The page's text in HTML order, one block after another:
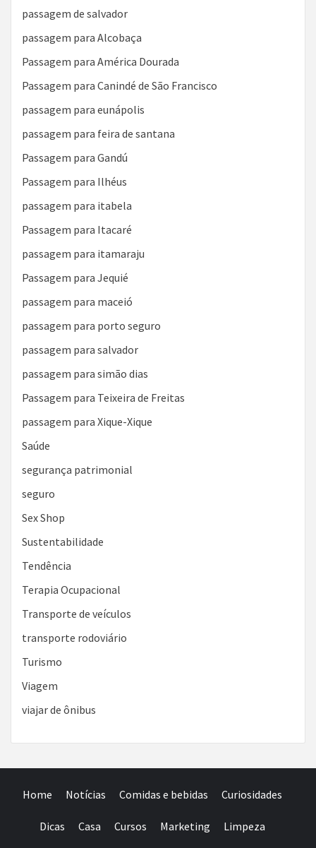
passagem de salvador
passagem para Alcobaça
Passagem para América Dourada
Passagem para Canindé de São Francisco
passagem para eunápolis
passagem para feira de santana
Passagem para Gandú
Passagem para Ilhéus
passagem para itabela
Passagem para Itacaré
passagem para itamaraju
Passagem para Jequié
passagem para maceió
passagem para porto seguro
passagem para salvador
passagem para simão dias
Passagem para Teixeira de Freitas
passagem para Xique-Xique
Saúde
segurança patrimonial
seguro
Sex Shop
Sustentabilidade
Tendência
Terapia Ocupacional
Transporte de veículos
transporte rodoviário
Turismo
Viagem
viajar de ônibus
Home Notícias Comidas e bebidas Curiosidades
Dicas Casa Cursos Marketing Limpeza